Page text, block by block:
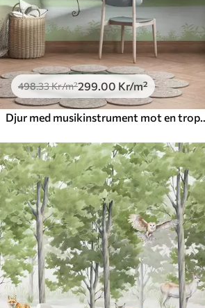
498.33Kr/m²299.00 Kr/m²
Djur med